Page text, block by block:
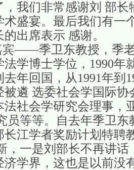
我们非常感谢刘 部长
盛宴。最后我们有一
出席表示 感谢。
季卫东教授，季老
学博士学位，1990年
年回国，从1991年到
遴 选委社会学国际协
社会学研究会理事，
等等。自去年季卫东
江学者奖励计划特聘
，一是刘部长不再讲话
学界，这也是以前没